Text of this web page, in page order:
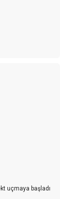
SİDE ,
uçmaya başladı